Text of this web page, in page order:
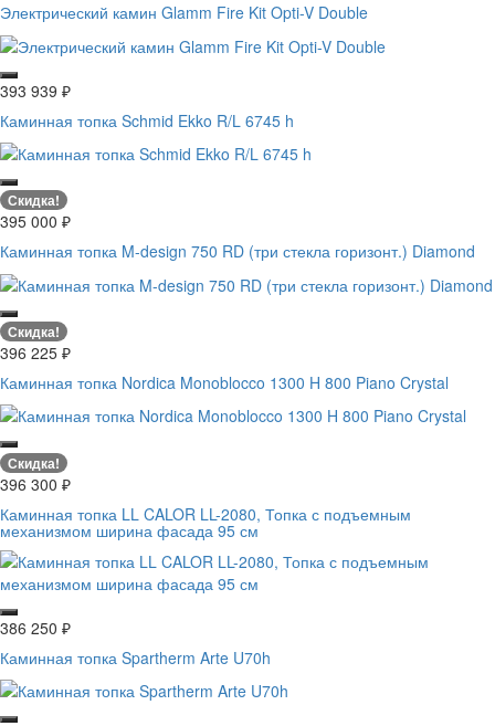
Электрический камин Glamm Fire Kit Opti-V Double
393 939 ₽
Каминная топка Schmid Ekko R/L 6745 h
Скидка!
395 000 ₽
Каминная топка M-design 750 RD (три стекла горизонт.) Diamond
Скидка!
396 225 ₽
Каминная топка Nordica Monoblocco 1300 H 800 Piano Crystal
Скидка!
396 300 ₽
Каминная топка LL CALOR LL-2080, Топка с подъемным
механизмом ширина фасада 95 см
386 250 ₽
Каминная топка Spartherm Arte U70h